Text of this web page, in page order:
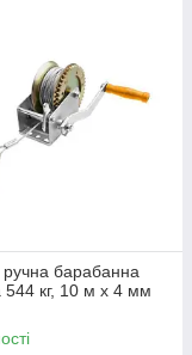
ручна барабанна
544 кг, 10 м х 4 мм